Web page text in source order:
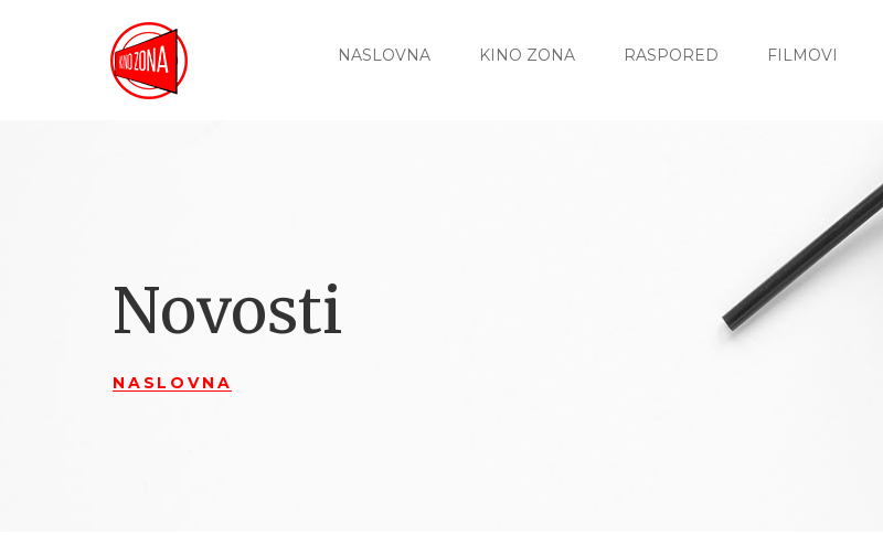
NASLOVNA KINO ZONA RASPORED FILMOVI
Novosti
NASLOVNA